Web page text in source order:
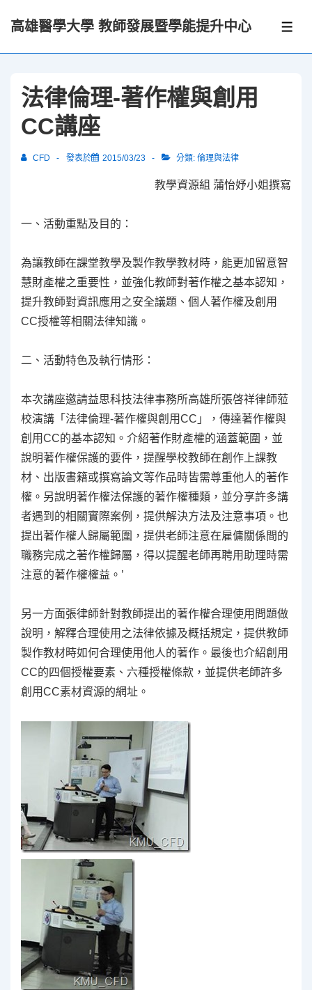
Skip
Content
高雄醫學大學 教師發展暨學能提升中心
選
法律倫理-著作權與創用
CC講座
CFD 發表於 2015/03/23 分類: 倫理與法律
教學資源組 蒲怡妤小姐撰寫
一、 活動重點及目的：
為讓教師在課堂教學及製作教學教材時，能更加留意智
慧財產權之重要性，並強化教師對著作權之基本認知，
提升教師對資訊應用之安全議題、個人著作權及創用
CC授權等相關法律知識。
二、 活動特色及執行情形：
本次講座邀請益思科技法律事務所高雄所張啓祥律師蒞
校演講「法律倫理-著作權與創用CC」，傳達著作權與
創用CC的基本認知。介紹著作財產權的涵蓋範圍，並
說明著作權保護的要件，提醒學校教師在創作上課教
材、出版書籍或撰寫論文等作品時皆需尊重他人的著作
權。另說明著作權法保護的著作權種類，並分享許多講
者遇到的相關實際案例，提供解決方法及注意事項。也
提出著作權人歸屬範圍，提供老師注意在雇傭關係間的
職務完成之著作權歸屬，得以提醒老師再聘用助理時需
注意的著作權權益。’
另一方面張律師針對教師提出的著作權合理使用問題做
說明，解釋合理使用之法律依據及概括規定，提供教師
製作教材時如何合理使用他人的著作。最後也介紹創用
CC的四個授權要素、六種授權條款，並提供老師許多
創用CC素材資源的網址。